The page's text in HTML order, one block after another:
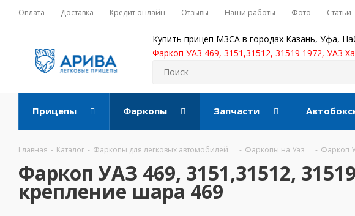
Оплата Доставка Кредит онлайн Отзывы Наши работы Фото Статьи
Купить прицеп МЗСА в городах Казань, Уфа,
Фаркоп УАЗ 469, 3151,31512, 31519 1972, УАЗ
Прицепы Фаркопы Запчасти
Главная - Каталог - Фаркопы для легковых автомобилей - Фаркопы на Уаз - Фаркоп
Фаркоп УАЗ 469, 3151,31512,
крепление шара 469